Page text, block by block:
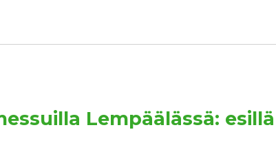
Lempäälässä: